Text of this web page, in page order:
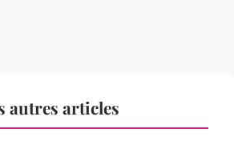
autres articles